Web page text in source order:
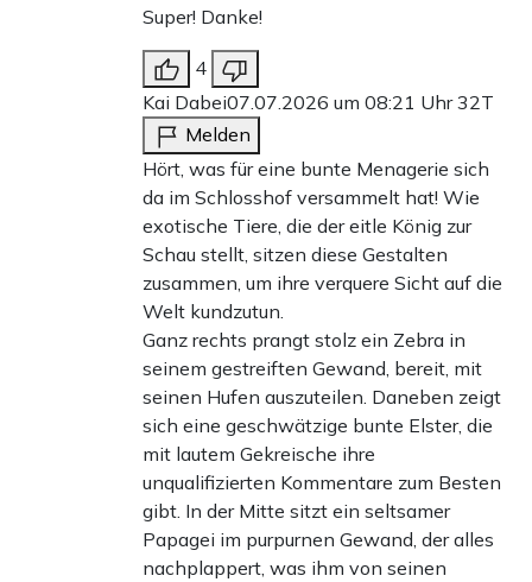
Super! Danke!
4
Kai Dabei07.07.2026 um 08:21 Uhr32T
Melden
Hört, was für eine bunte Menagerie sich
da im Schlosshof versammelt hat! Wie
exotische Tiere, die der eitle König zur
Schau stellt, sitzen diese Gestalten
zusammen, um ihre verquere Sicht auf die
Welt kundzutun.
Ganz rechts prangt stolz ein Zebra in
seinem gestreiften Gewand, bereit, mit
seinen Hufen auszuteilen. Daneben zeigt
sich eine geschwätzige bunte Elster, die
mit lautem Gekreische ihre
unqualifizierten Kommentare zum Besten
gibt. In der Mitte sitzt ein seltsamer
Papagei im purpurnen Gewand, der alles
nachplappert, was ihm von seinen